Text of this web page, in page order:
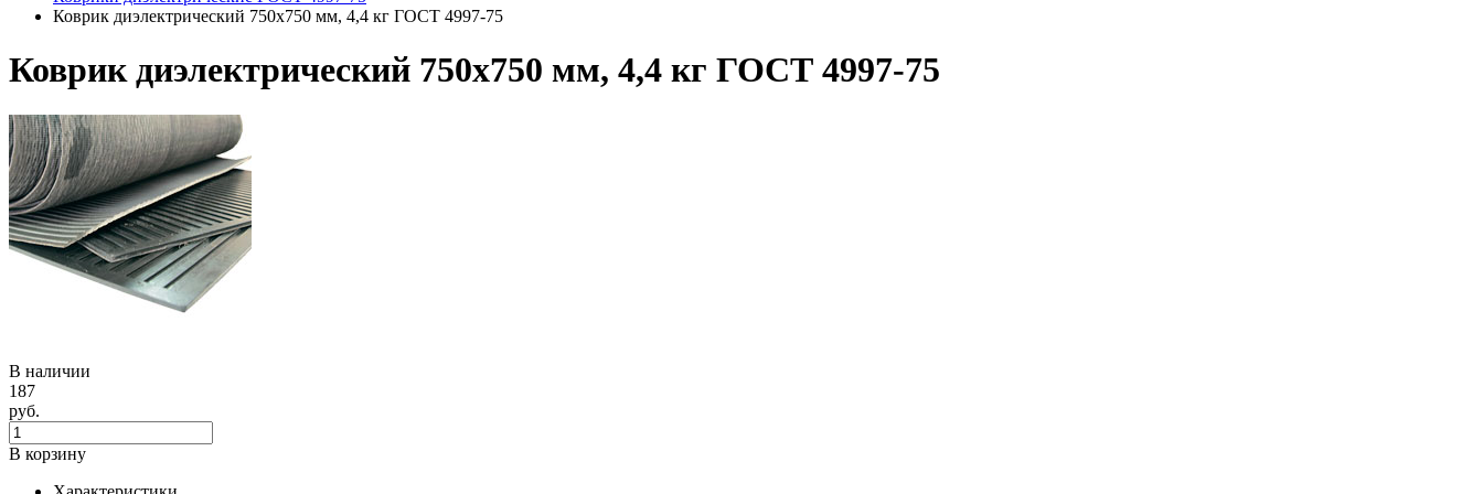
Коврик диэлектрический 750х750 мм, 4,4 кг ГОСТ 4997-75
Коврик диэлектрический 750х750 мм, 4,4 кг ГОСТ 4997-75
В наличии
187
руб.
В корзину